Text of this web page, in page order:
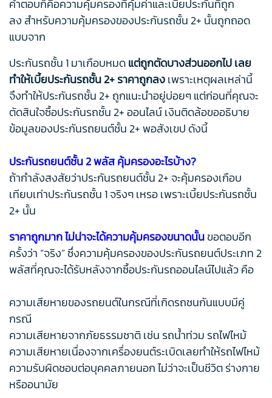
คำตอบก็คือความคุ้มครองที่คุ้มค่าและเบี้ยประกันที่ถูก
ลง สำหรับความคุ้มครองของประกันรถชั้น 2+ นั้นถูกถอด
แบบจาก
ประกันรถชั้น 1 มาเกือบหมดแต่ถูกตัดบางส่วนออกไป เลย
ทำให้เบี้ยประกันรถชั้น 2+ ราคาถูกลงเพราะเหตุผลเหล่านี้
จึงทำให้ประกันรถชั้น 2+ ถูกแนะนำอยู่บ่อยๆ แต่ก่อนที่คุณจะ
ตัดสินใจซื้อประกันรถชั้น 2+ ออนไลน์ เงินติดล้อขออธิบาย
ข้อมูลของประกันรถยนต์ชั้น 2+ พอสังเขป ดังนี้
ประกันรถยนต์ชั้น 2 พลัส คุ้มครองอะไรบ้าง?
ถ้ากำลังสงสัยว่าประกันรถยนต์ชั้น 2+ จะคุ้มครองเกือบ
เทียบเท่าประกันรถชั้น 1 จริงๆ เหรอ เพราะเบี้ยประกันรถชั้น
2+ นั้น
ราคาถูกมาก ไม่น่าจะได้ความคุ้มครองขนาดนั้นขอตอบอีก
ครั้งว่า “จริง” ซึ่งความคุ้มครองของประกันรถยนต์ประเภท 2
พลัสที่คุณจะได้รับหลังจากซื้อประกันรถออนไลน์ไปแล้ว คือ
ความเสียหายของรถยนต์ในกรณีที่เกิดรถชนกันแบบมีคู่
กรณี
ความเสียหายจากภัยธรรมชาติ เช่น รถน้ำท่วม รถไฟไหม้
ความเสียหายเนื่องจากเครื่องยนต์ระเบิดเลยทำให้รถไฟไหม้
ความรับผิดชอบต่อบุคคลภายนอก ไม่ว่าจะเป็นชีวิต ร่างกาย
หรืออนามัย